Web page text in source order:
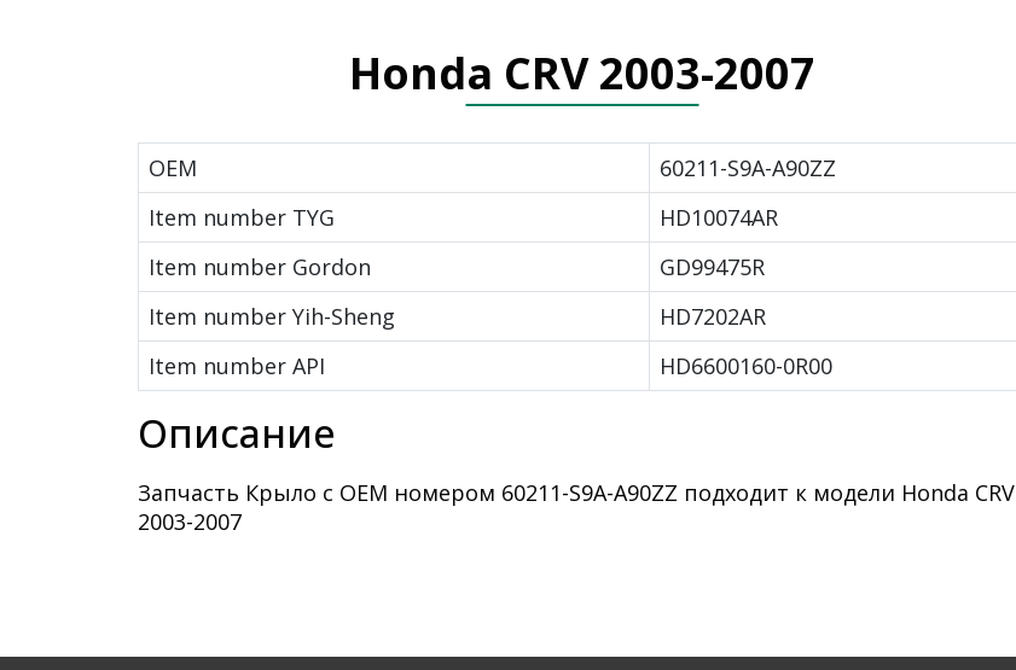
Honda CRV 2003-2007
OEM
60211-S9A-A90ZZ
Item number TYG
HD10074AR
Item number Gordon
GD99475R
Item number Yih-Sheng
HD7202AR
Item number API
HD6600160-0R00
Описание
Запчасть Крыло с OEM номером 60211-S9A-A90ZZ подходит к модели Honda CRV
2003-2007